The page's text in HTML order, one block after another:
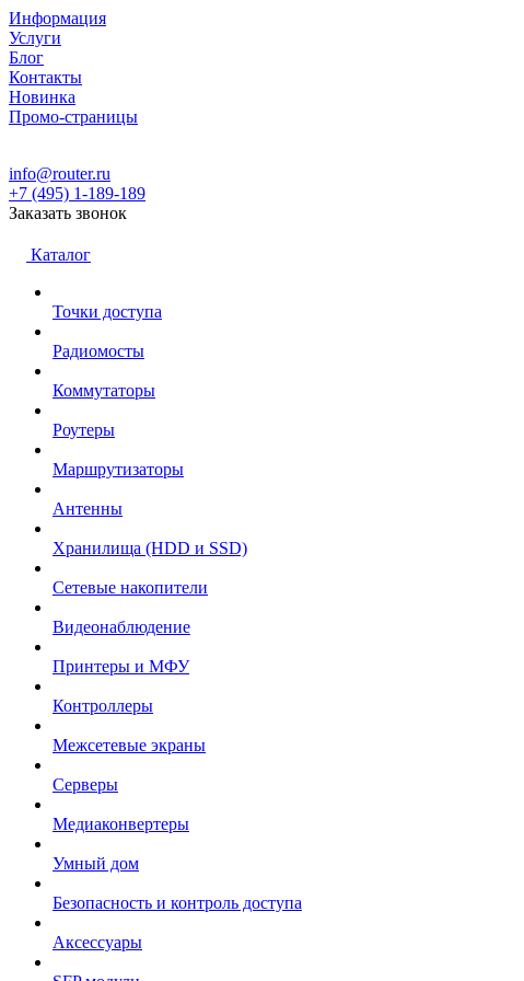
Информация
Услуги
Блог
Контакты
Новинка
Промо-страницы
info@router.ru
+7 (495) 1-189-189
Заказать звонок
Каталог
Точки доступа
Радиомосты
Коммутаторы
Роутеры
Маршрутизаторы
Антенны
Хранилища (HDD и SSD)
Сетевые накопители
Видеонаблюдение
Принтеры и МФУ
Контроллеры
Межсетевые экраны
Серверы
Медиаконвертеры
Умный дом
Безопасность и контроль доступа
Аксессуары